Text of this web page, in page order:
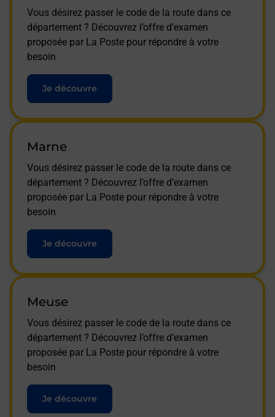
Vous désirez passer le code de la route dans ce
département ? Découvrez l’offre d’examen
proposée par La Poste pour répondre à votre
besoin
Je découvre
Marne
Vous désirez passer le code de la route dans ce
département ? Découvrez l’offre d’examen
proposée par La Poste pour répondre à votre
besoin
Je découvre
Meuse
Vous désirez passer le code de la route dans ce
département ? Découvrez l’offre d’examen
proposée par La Poste pour répondre à votre
besoin
Je découvre